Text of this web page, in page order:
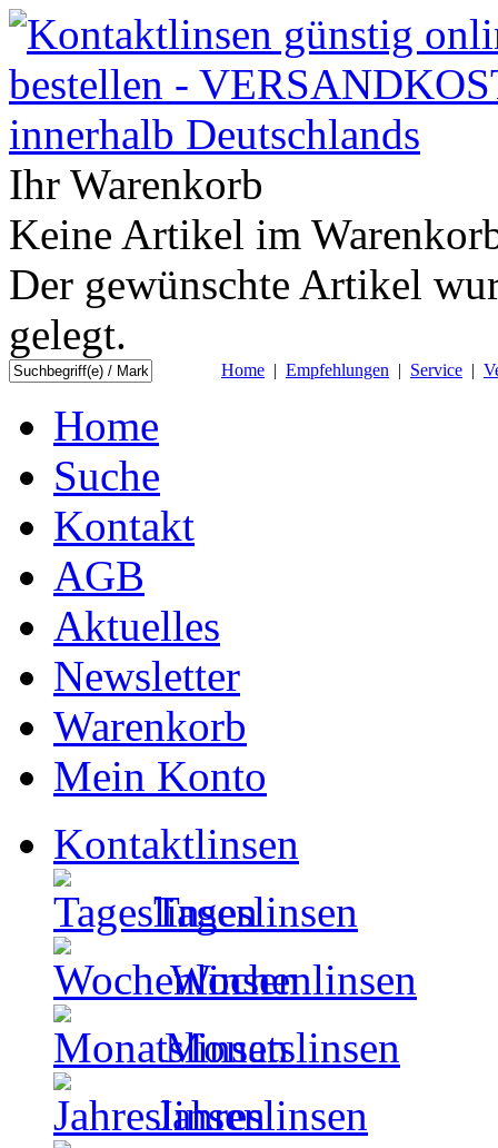
Ihr Warenkorb
Keine Artikel im
Der gewünschte Artikel
gelegt.
Home | Empfehlungen | Service |
Home
Suche
Kontakt
AGB
Aktuelles
Newsletter
Warenkorb
Mein Konto
Kontaktlinsen
Tageslinsen
Wochenlinsen
Monatslinsen
Jahreslinsen